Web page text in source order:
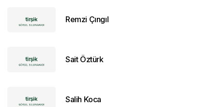
Remzi Çıngıl
Sait Öztürk
Salih Koca